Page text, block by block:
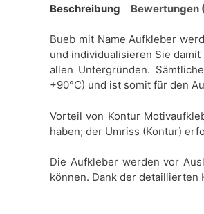
Beschreibung Bewertungen
Bueb mit Name Aufkleber
und individualisieren Sie
allen Untergründen.
+90°C) und ist somit für den
Vorteil von Kontur
haben; der Umriss (Kontur)
Die Aufkleber werden vor
können. Dank der detaillierten